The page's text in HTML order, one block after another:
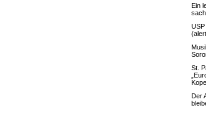
Ein
St.
Der